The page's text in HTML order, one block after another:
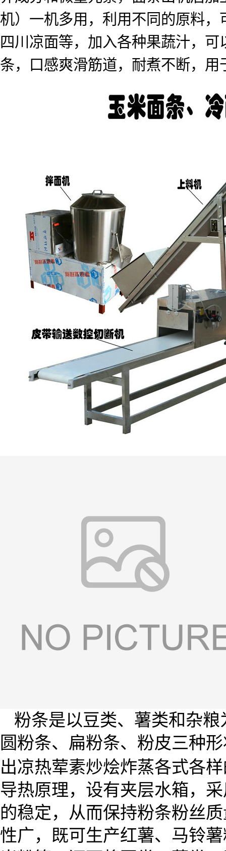
机）一机多用，利用不同的原料
四川凉面等，加入各种果蔬汁，
条，口感爽滑筋道，耐煮不断，
粉条是以豆类、薯类和杂
圆粉条、扁粉条、粉皮三种
出凉热荤素炒烩炸蒸各式各
导热原理，设有夹层水箱，
的稳定，从而保持粉条粉丝
性广，既可生产红薯、马铃